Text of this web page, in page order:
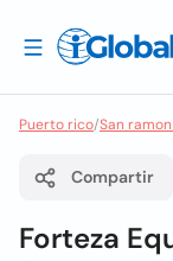
Puerto rico/San
Compartir
Forteza